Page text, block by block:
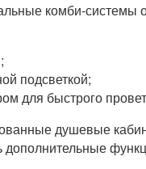
комби-системы
подсветкой;
для быстрого
душевые
дополнительные